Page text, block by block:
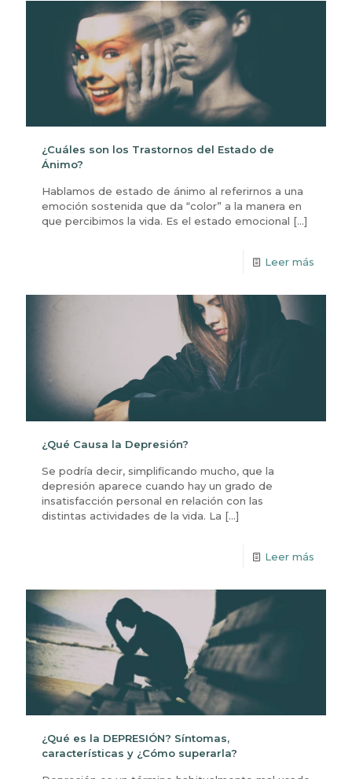
¿Cuáles son los Trastornos del Estado de
Ánimo?
Hablamos de estado de ánimo al referirnos a una
emoción sostenida que da “color” a la manera en
que percibimos la vida. Es el estado emocional […]
Leer más
¿Qué Causa la Depresión?
Se podría decir, simplificando mucho, que la
depresión aparece cuando hay un grado de
insatisfacción personal en relación con las
distintas actividades de la vida. La […]
Leer más
¿Qué es la DEPRESIÓN? Síntomas,
características y ¿Cómo superarla?